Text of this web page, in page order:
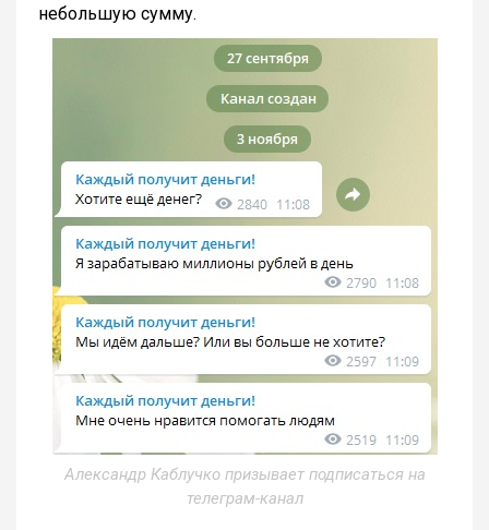
небольшую сумму.
Александр Каблучко призывает подписаться на
телеграм-канал